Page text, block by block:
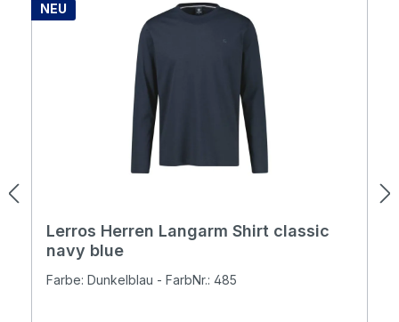
NEU
Lerros Herren Langarm Shirt classic
navy blue
Farbe: Dunkelblau - FarbNr.: 485